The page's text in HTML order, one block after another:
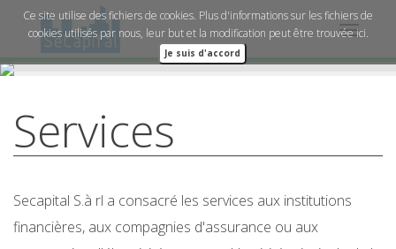
Toggle
Lisez ici sur les services Secapital
Services
Secapital S.à rl a consacré les services aux institutions
financières, aux compagnies d'assurance ou aux
Ce site utilise des fichiers de cookies. Plus d'informations sur les fichiers de
cookies utilisés par nous, leur but et la modification peut être trouvéeici.
Je suis d'accord